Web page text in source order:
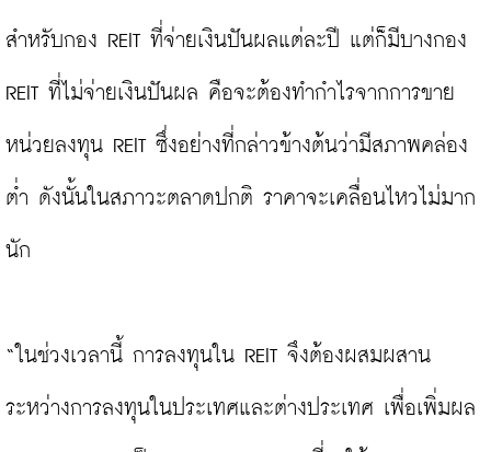
สำหรับกอง REIT ที่จ่ายเงินปันผลแต่ละปี แต่ก็มีบางกอง
REIT ที่ไม่จ่ายเงินปันผล คือจะต้องทำกำไรจากการขาย
หน่วยลงทุน REIT ซึ่งอย่างที่กล่าวข้างต้นว่ามีสภาพคล่อง
ต่ำ ดังนั้นในสภาวะตลาดปกติ ราคาจะเคลื่อนไหวไม่มาก
นัก
“ในช่วงเวลานี้ การลงทุนใน REIT จึงต้องผสมผสาน
ระหว่างการลงทุนในประเทศและต่างประเทศ เพื่อเพิ่มผล